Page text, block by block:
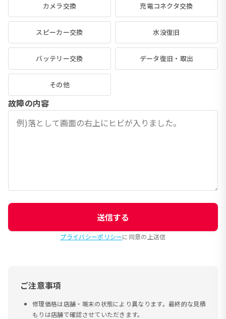
カメラ交換 充電コネクタ交換
スピーカー交換 水没復旧
バッテリー交換 データ復旧・取出
その他
故障の内容
送信する
プライバシーポリシーに同意の上送信
ご注意事項
修理価格は店舗・端末の状態により異なります。最終的な見積
もりは店舗で確認させていただきます。